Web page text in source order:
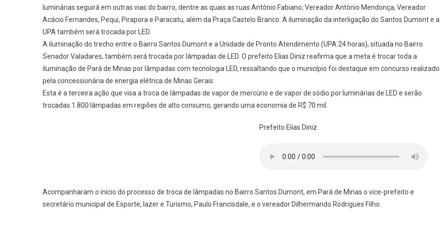
luminárias seguirá em outras vias do bairro, dentre as quais as ruas Antônio Fabiano, Vereador Antônio Mendonça, Vereador
Acácio Fernandes, Pequi, Pirapora e Paracatu, além da Praça Castelo Branco. A iluminação da interligação do Santos Dumont e a
UPA também será trocada por LED.
A iluminação do trecho entre o Bairro Santos Dumont e a Unidade de Pronto Atendimento (UPA 24 horas), situada no Bairro
Senador Valadares, também será trocada por lâmpadas de LED. O prefeito Elias Diniz reafirma que a meta é trocar toda a
iluminação de Pará de Minas por lâmpadas com tecnologia LED, ressaltando que o município foi destaque em concurso realizado
pela concessionária de energia elétrica de Minas Gerais.
Esta é a terceira ação que visa a troca de lâmpadas de vapor de mercúrio e de vapor de sódio por luminárias de LED e serão
trocadas 1.800 lâmpadas em regiões de alto consumo, gerando uma economia de R$ 70 mil.
Prefeito Elias Diniz
Acompanharam o início do processo de troca de lâmpadas no Bairro Santos Dumont, em Pará de Minas o vice-prefeito e
secretário municipal de Esporte, lazer e Turismo, Paulo Francisdale, e o vereador Dilhermando Rodrigues Filho.